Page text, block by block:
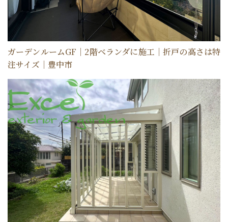
ガーデンルームGF｜2階ベランダに施工｜折戸の高さは特
注サイズ｜豊中市